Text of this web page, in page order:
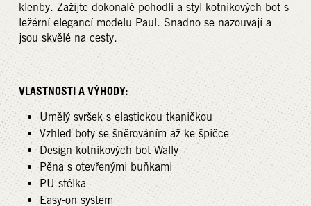
klenby. Zažijte dokonalé pohodlí a styl kotníkových bot s
ležérní elegancí modelu Paul. Snadno se nazouvají a
jsou skvělé na cesty.
VLASTNOSTI A VÝHODY:
Umělý svršek s elastickou tkaničkou
Vzhled boty se šněrováním až ke špičce
Design kotníkových bot Wally
Pěna s otevřenými buňkami
PU stélka
Easy-on system